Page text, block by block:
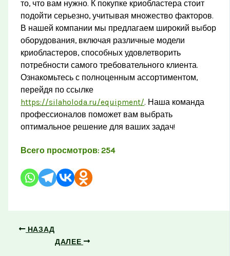
то, что вам нужно. К покупке криобластера стоит
подойти серьезно, учитывая множество факторов.
В нашей компании мы предлагаем широкий выбор
оборудования, включая различные модели
криобластеров, способных удовлетворить
потребности самого требовательного клиента.
Ознакомьтесь с полноценным ассортиментом,
перейдя по ссылке
https://silaholoda.ru/equipment/. Наша команда
профессионалов поможет вам выбрать
оптимальное решение для ваших задач!
Всего просмотров: 254
НАЗАД
ДАЛЕЕ